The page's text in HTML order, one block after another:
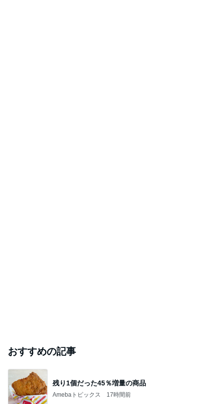
おすすめの記事
残り1個だった45％増量の商品
Amebaトピックス 17時間前